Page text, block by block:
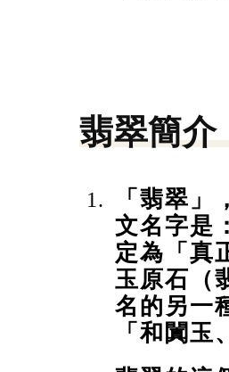
翡翠簡介
「翡翠
文名字是
定為「真
玉原石（
名的另一
「和闐